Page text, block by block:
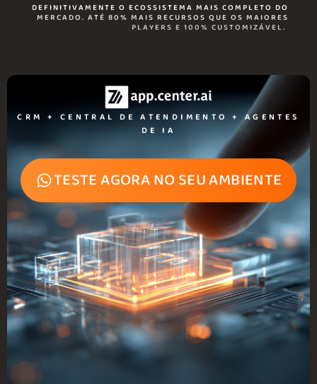
DEFINITIVAMENTE O ECOSSISTEMA MAIS COMPLETO DO
MERCADO. ATÉ 80% MAIS RECURSOS QUE OS MAIORES
PLAYERS E 100% CUSTOMIZÁVEL.
CRM + CENTRAL DE ATENDIMENTO + AGENTES
DE IA​
TESTE AGORA NO SEU AMBIENTE